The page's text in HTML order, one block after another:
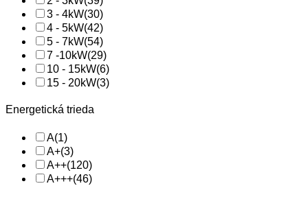
3 - 4kW(30)
4 - 5kW(42)
5 - 7kW(54)
7 -10kW(29)
10 - 15kW(6)
15 - 20kW(3)
Energetická trieda
A(1)
A+(3)
A++(120)
A+++(46)